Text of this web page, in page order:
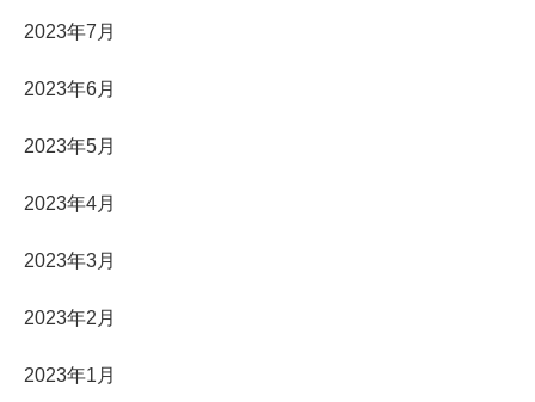
2023年7月
2023年6月
2023年5月
2023年4月
2023年3月
2023年2月
2023年1月